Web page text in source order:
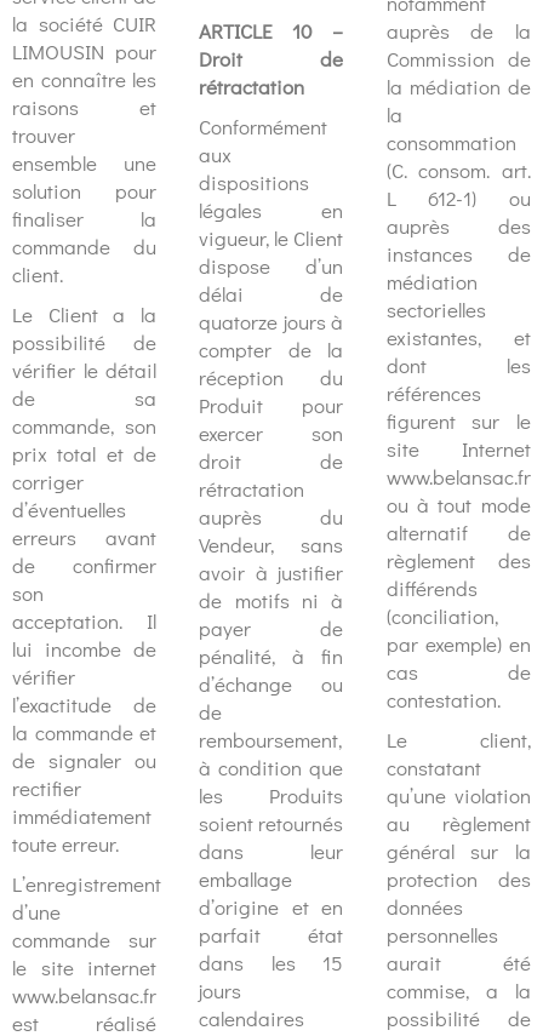
la société CUIR
LIMOUSIN pour
en connaître les
raisons et
trouver
ensemble une
solution pour
finaliser la
commande du
client.
Le Client a la
possibilité de
vérifier le détail
de sa
commande, son
prix total et de
corriger
d’éventuelles
erreurs avant
de confirmer
son
acceptation. Il
lui incombe de
vérifier
l’exactitude de
la commande et
de signaler ou
rectifier
immédiatement
toute erreur.
L’enregistrement
d’une
commande sur
le site internet
www.belansac.fr
est réalisé
ARTICLE 10 –
Droit de
rétractation
Conformément
aux
dispositions
légales en
vigueur, le Client
dispose d’un
délai de
quatorze jours à
compter de la
réception du
Produit pour
exercer son
droit de
rétractation
auprès du
Vendeur, sans
avoir à justifier
de motifs ni à
payer de
pénalité, à fin
d’échange ou
de
remboursement,
à condition que
les Produits
soient retournés
dans leur
emballage
d’origine et en
parfait état
dans les 15
jours
calendaires
auprès de la
Commission de
la médiation de
la
consommation
(C. consom. art.
L 612-1) ou
auprès des
instances de
médiation
sectorielles
existantes, et
dont les
références
figurent sur le
site Internet
www.belansac.fr
ou à tout mode
alternatif de
règlement des
différends
(conciliation,
par exemple) en
cas de
contestation.
Le client,
constatant
qu’une violation
au règlement
général sur la
protection des
données
personnelles
aurait été
commise, a la
possibilité de